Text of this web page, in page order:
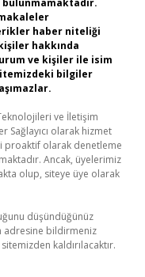
bulunmamaktadır.
haber niteliği
hakkında
ve kişiler ile isim
bilgiler
ve İletişim
Sağlayıcı olarak hizmet
proaktif olarak denetleme
Ancak, üyelerimiz
olup, siteye üye olarak
düşündüğünüz
adresine bildirmeniz
kaldırılacaktır.